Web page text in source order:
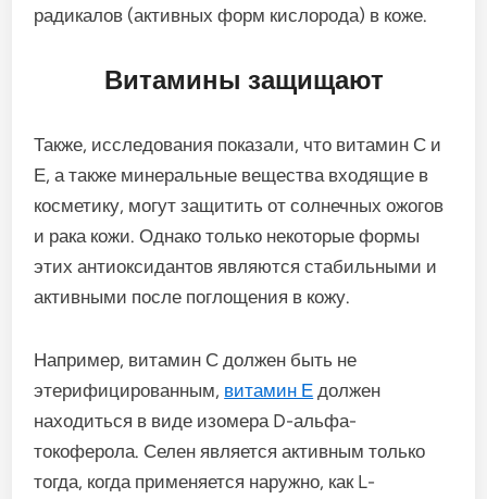
радикалов (активных форм кислорода) в коже.
Витамины защищают
Также, исследования показали, что витамин С и
Е, а также минеральные вещества входящие в
косметику, могут защитить от солнечных ожогов
и рака кожи. Однако только некоторые формы
этих антиоксидантов являются стабильными и
активными после поглощения в кожу.
Например, витамин С должен быть не
этерифицированным, витамин Е должен
находиться в виде изомера D-альфа-
токоферола. Селен является активным только
тогда, когда применяется наружно, как L-